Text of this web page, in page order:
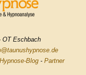
OT Eschbach
Hypnose-Blog- Partner